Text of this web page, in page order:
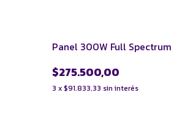
Panel 300W Full Spectrum
$275.500,00
3 x$91.833,33 sin interés